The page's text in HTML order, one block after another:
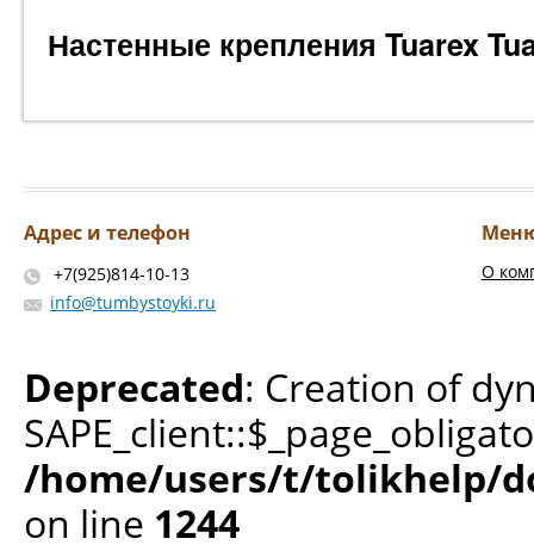
Настенные крепления Tuarex
Адрес и телефон
+7(925)814-10-13
info@tumbystoyki.ru
О
Deprecated: Creation of
/home/users/t/tolikhelp/
on line 1244